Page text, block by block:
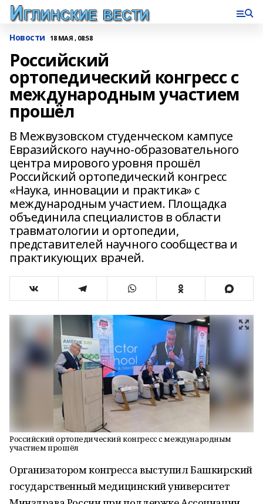
Новости 18 МАЯ , 08:58
Российский
ортопедический конгресс с
международным участием
прошёл
В Межвузовском студенческом кампусе
Евразийского научно-образовательного
центра мирового уровня прошёл
Российский ортопедический конгресс
«Наука, инновации и практика» с
международным участием. Площадка
объединила специалистов в области
травматологии и ортопедии,
представителей научного сообщества и
практикующих врачей.
Российский ортопедический конгресс с международным
участием прошёл
Организатором конгресса выступил Башкирский
государственный медицинский университет